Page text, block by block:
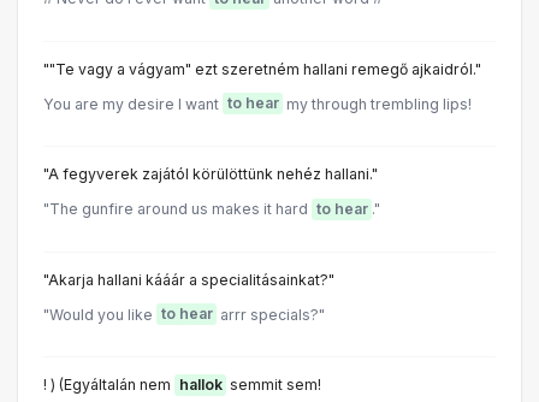
""Te vagy a vágyam" ezt szeretném hallani remegő ajkaidról."
You are my desire I want to hear my through trembling lips!
"A fegyverek zajától körülöttünk nehéz hallani."
"The gunfire around us makes it hard to hear ."
"Akarja hallani kááár a specialitásainkat?"
"Would you like to hear arrr specials?"
! ) (Egyáltalán nem hallok semmit sem!